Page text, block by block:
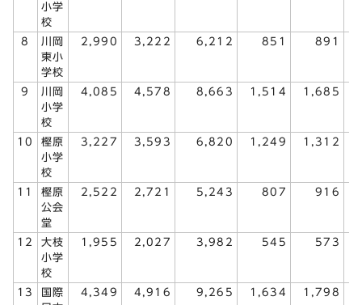
小学
校
8
川岡
東小
学校
2,990 3,222 6,212 851 891
9
川岡
小学
校
4,085 4,578 8,663 1,514 1,685
10
樫原
小学
校
3,227 3,593 6,820 1,249 1,312
11
樫原
公会
堂
2,522 2,721 5,243 807 916
12
大枝
小学
校
1,955 2,027 3,982 545 573
13
国際
4,349 4,916 9,265 1,634 1,798